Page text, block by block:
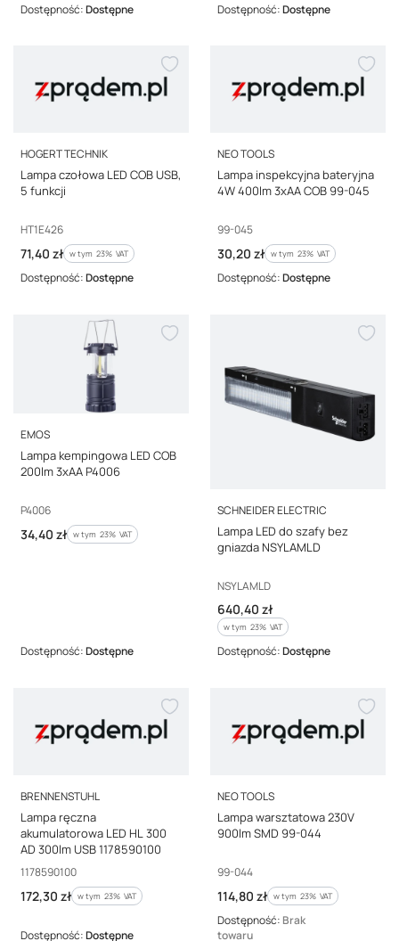
Dostępność:Dostępne Dostępność:Dostępne
PRODUCENT
HOGERT TECHNIK
Lampa czołowa LED COB USB,
5 funkcji
Kod producenta
HT1E426
Cena brutto
71,40 zł w tym %s VAT
w tym 23% VAT
Dostępność:Dostępne
PRODUCENT
NEO TOOLS
Lampa inspekcyjna bateryjna
4W 400lm 3xAA COB 99-045
Kod producenta
99-045
Cena brutto
30,20 zł w tym %s VAT
w tym 23% VAT
Dostępność:Dostępne
PRODUCENT
EMOS
Lampa kempingowa LED COB
200lm 3xAA P4006
Kod producenta
P4006
Cena brutto
34,40 zł w tym %s VAT
w tym 23% VAT
Dostępność:Dostępne
PRODUCENT
SCHNEIDER ELECTRIC
Lampa LED do szafy bez
gniazda NSYLAMLD
Kod producenta
NSYLAMLD
Cena brutto
640,40 zł
w tym %s VAT
w tym 23% VAT
Dostępność:Dostępne
PRODUCENT
BRENNENSTUHL
Lampa ręczna
akumulatorowa LED HL 300
AD 300lm USB 1178590100
Kod producenta
1178590100
Cena brutto
172,30 zł w tym %s VAT
w tym 23% VAT
Dostępność:Dostępne
PRODUCENT
NEO TOOLS
Lampa warsztatowa 230V
900lm SMD 99-044
Kod producenta
99-044
Cena brutto
114,80 zł w tym %s VAT
w tym 23% VAT
Dostępność: Brak
towaru